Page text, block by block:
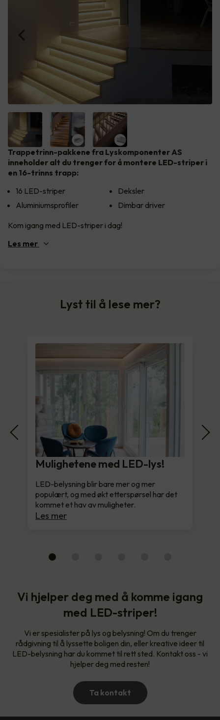
Trappetrinn-pakkene fra Lyskomponenter AS
inneholder alt du trenger for å montere LED-striper i
en 16-trinns trapp:
16 LED-striper
Aluminiumsprofiler
Deksler
Dimbar driver
Kom igang med LED-striper i dag!
Les mer
Lyst til å lese mer?
Mulighetene med LED-lys!
LED-belysning blir bare mer og mer
populært, og med økt etterspørsel har det
kommet et hav av muligheter.
Les mer
Vi hjelper deg med å komme igang
med LED-striper!
Vi er spesialister på lys og belysning! Om du trenger
rådgivning til å lyssette boligen din, eller kreative ideer til
LED-belysning har du kommet til rett sted. Kontakt oss - vi
hjelper deg med resten!
Ta kontakt